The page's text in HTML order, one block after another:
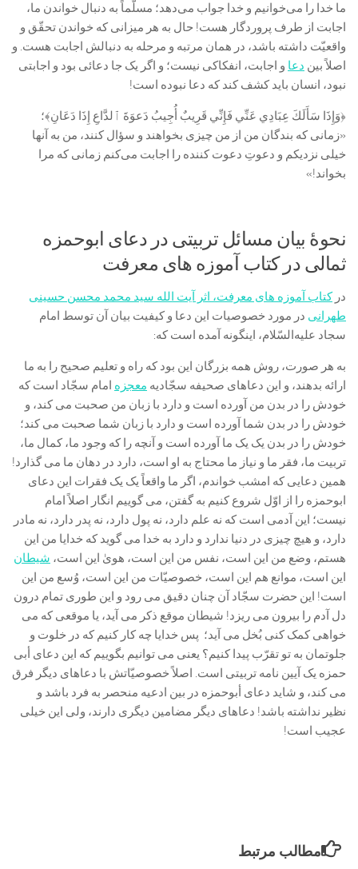
ما خدا را می‌خوانیم و خدا جواب می‌دهد؛ مسلّماً به دنبال خواندن ما،
اجابت از طرف پروردگار هست! حال به هر میزانی که خواندن تحقّق و
واقعیّت داشته باشد، در همان مرتبه و مرحله به دنبالش اجابت هست. و
اصلاً بین دعا و اجابت، انفکاکی نیست؛ و اگر یک جا دعائی بود و اجابتی
نبود، انسان باید کشف کند که دعا نبوده است!
﴿وَإِذَا سَأَلَكَ عِبَادِي عَنِّي فَإِنِّي قَرِيبٌ أُجِيبُ دَعوَةَ ٱلدَّاعِ إِذَا دَعَانِ﴾؛
«زمانی که بندگان من از من چیزی بخواهند و سؤال کنند، من به آنها
خیلی نزدیکم و دعوتِ دعوت کننده را اجابت می‌کنم زمانی که مرا
بخواند!»
نحوۀ بیان مسائل تربیتی در دعای ابوحمزه
ثمالی در کتاب آموزه های معرفت
درکتاب آموزه های معرفت، اثر آیت الله سید محمد محسن حسینی
طهرانی در مورد خصوصیات این دعا و کیفیت بیان آن توسط امام
سجاد علیه‌السّلام، اینگونه آمده است که:
به هر صورت، روش همه بزرگان این بود که راه و تعلیم صحیح را به ما
ارائه بدهند، و این دعاهای صحیفه سجّادیه معجزه امام سجّاد است که
خودش را در بدن من آورده است و دارد با زبان من صحبت می کند، و
خودش را در بدن شما آورده است و دارد با زبان شما صحبت می کند؛
خودش را در بدن یک یک ما آورده است و آنچه را که وجود ما، کمال ما،
تربیت ما، فقر ما و نیاز ما محتاج به او است، دارد در دهان ما می گذارد!
همین دعایی که امشب خواندم، اگر ما واقعاً یک یک فقرات این دعای
ابوحمزه را از اوّل شروع کنیم به گفتن، می گوییم انگار اصلاً امام
نیست؛ این آدمی است که نه علم دارد، نه پول دارد، نه پدر دارد، نه مادر
دارد، و هیچ چیزی در دنیا ندارد و دارد به خدا می گوید که خدایا من این
هستم، وضع من این است، نفس من این است، هویٰ این است، شیطان
این است، موانع هم این است، خصوصیّات من این است، وُسع من این
است! این حضرت سجّاد آن چنان دقیق می رود و این طوری تمام درون
دل آدم را بیرون می ریزد! شیطان موقع ذکر می آید، یا موقعی که می
خواهی کمک کنی بُخل می آید؛ پس خدایا چه کار کنیم که در خلوت و
جلوتمان به تو تقرّب پیدا کنیم؟ یعنی می توانیم بگوییم که این دعای أبی
حمزه یک آیین نامه تربیتی است. اصلاً خصوصیّاتش با دعاهای دیگر فرق
می کند، و شاید دعای أبوحمزه در بین ادعیه منحصر به فرد باشد و
نظیر نداشته باشد! دعاهای دیگر مضامین دیگری دارند، ولی این خیلی
عجیب است!
مطالب مرتبط